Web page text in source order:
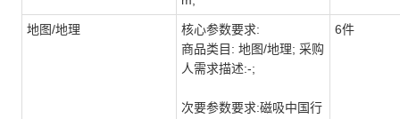
地图/地理
核心参数要求:
商品类目: 地图/地理; 采购
人需求描述:-;
次要参数要求:磁吸中国行
6件